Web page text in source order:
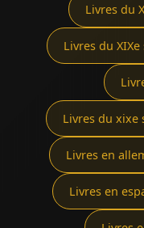
Livres du
Livres du
Livres du xixe
Livres en
Livres en